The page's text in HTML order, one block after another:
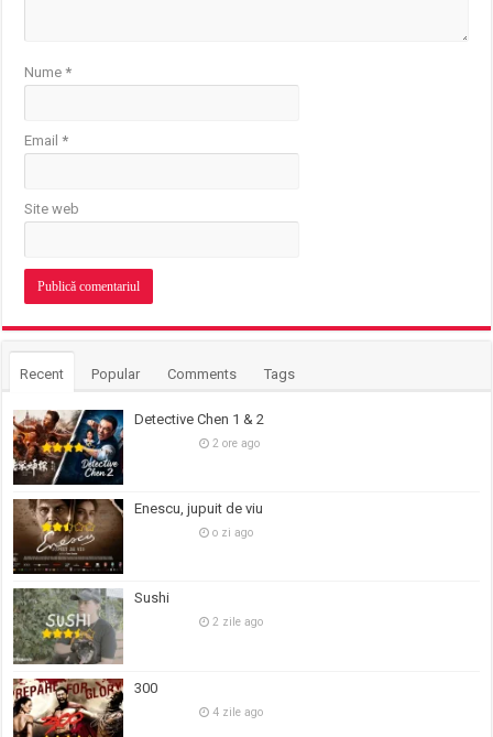
Nume*
Email*
Site web
Recent Popular Comments Tags
Detective Chen 1 & 2
2 ore ago
Enescu, jupuit de viu
o zi ago
Sushi
2 zile ago
300
4 zile ago